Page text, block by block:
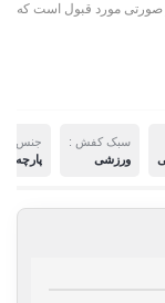
صورتی مورد قبول است که
سبک کفش :
ورزشی
جنس
پارچه